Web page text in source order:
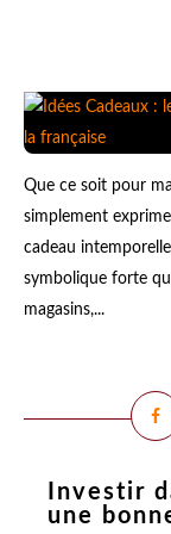
Que ce soit pour
simplement
cadeau
symbolique forte
magasins,...
Investir
une